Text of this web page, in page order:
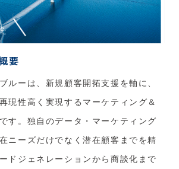
要
ルーは、新規顧客開拓支援を軸に、
現性高く実現するマーケティング＆
す。独自のデータ・マーケティング
ニーズだけでなく潜在顧客までを精
ドジェネレーションから商談化まで